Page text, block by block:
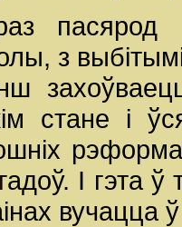
пасярод
з
стане і
І гэта
вучацца